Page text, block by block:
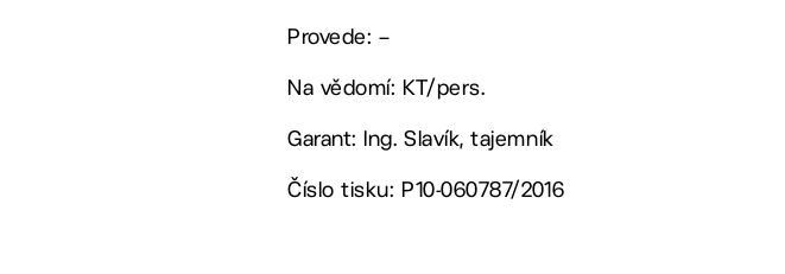
Provede: –
Na vědomí: KT/pers.
Garant: Ing. Slavík, tajemník
Číslo tisku: P10-060787/2016